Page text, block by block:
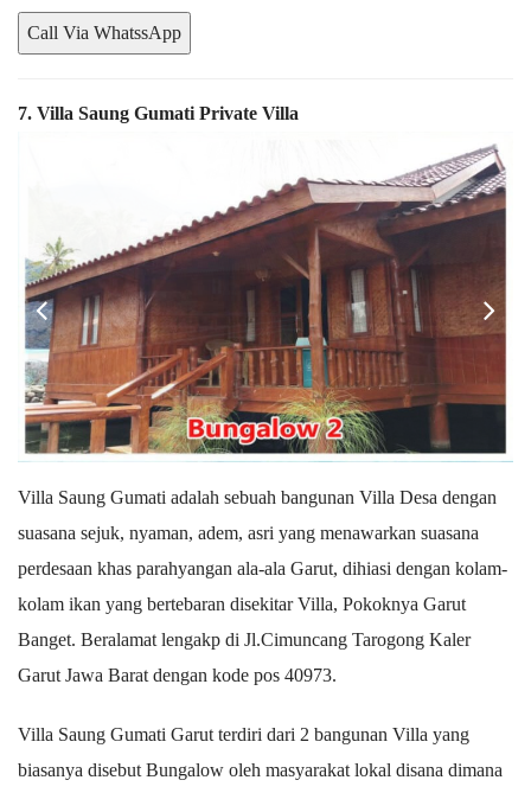
Call Via WhatssApp
7. Villa Saung Gumati Private Villa
Villa Saung Gumati adalah sebuah bangunan Villa Desa dengan
suasana sejuk, nyaman, adem, asri yang menawarkan suasana
perdesaan khas parahyangan ala-ala Garut, dihiasi dengan kolam-
kolam ikan yang bertebaran disekitar Villa, Pokoknya Garut
Banget. Beralamat lengakp di Jl.Cimuncang Tarogong Kaler
Garut Jawa Barat dengan kode pos 40973.
Villa Saung Gumati Garut terdiri dari 2 bangunan Villa yang
biasanya disebut Bungalow oleh masyarakat lokal disana dimana